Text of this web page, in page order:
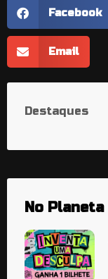
Facebook
Email
Destaques
No Planeta